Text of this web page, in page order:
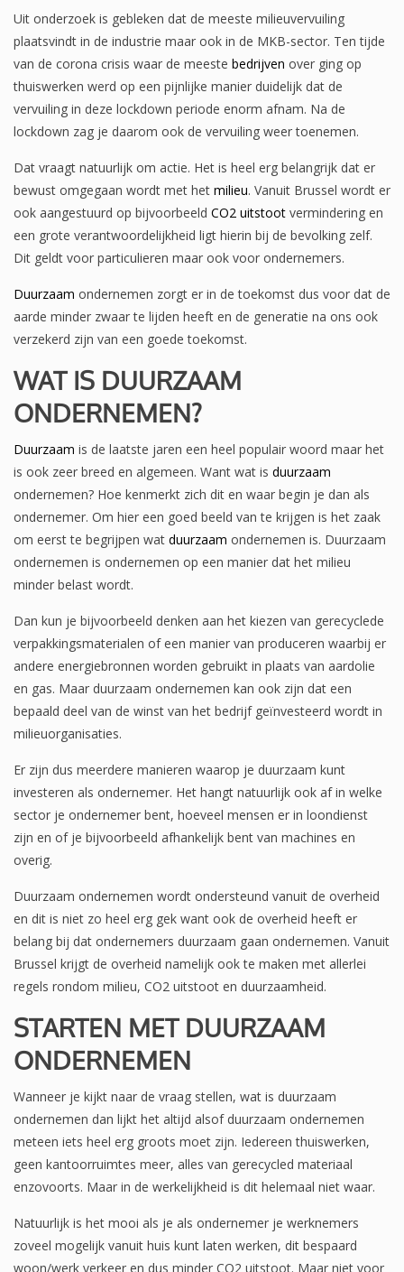
Uit onderzoek is gebleken dat de meeste milieuvervuiling
plaatsvindt in de industrie maar ook in de MKB-sector. Ten tijde
van de corona crisis waar de meeste bedrijven over ging op
thuiswerken werd op een pijnlijke manier duidelijk dat de
vervuiling in deze lockdown periode enorm afnam. Na de
lockdown zag je daarom ook de vervuiling weer toenemen.
Dat vraagt natuurlijk om actie. Het is heel erg belangrijk dat er
bewust omgegaan wordt met het milieu. Vanuit Brussel wordt er
ook aangestuurd op bijvoorbeeld CO2 uitstoot vermindering en
een grote verantwoordelijkheid ligt hierin bij de bevolking zelf.
Dit geldt voor particulieren maar ook voor ondernemers.
Duurzaam ondernemen zorgt er in de toekomst dus voor dat de
aarde minder zwaar te lijden heeft en de generatie na ons ook
verzekerd zijn van een goede toekomst.
WAT IS DUURZAAM
ONDERNEMEN?
Duurzaam is de laatste jaren een heel populair woord maar het
is ook zeer breed en algemeen. Want wat is duurzaam
ondernemen? Hoe kenmerkt zich dit en waar begin je dan als
ondernemer. Om hier een goed beeld van te krijgen is het zaak
om eerst te begrijpen wat duurzaam ondernemen is. Duurzaam
ondernemen is ondernemen op een manier dat het milieu
minder belast wordt.
Dan kun je bijvoorbeeld denken aan het kiezen van gerecyclede
verpakkingsmaterialen of een manier van produceren waarbij er
andere energiebronnen worden gebruikt in plaats van aardolie
en gas. Maar duurzaam ondernemen kan ook zijn dat een
bepaald deel van de winst van het bedrijf geïnvesteerd wordt in
milieuorganisaties.
Er zijn dus meerdere manieren waarop je duurzaam kunt
investeren als ondernemer. Het hangt natuurlijk ook af in welke
sector je ondernemer bent, hoeveel mensen er in loondienst
zijn en of je bijvoorbeeld afhankelijk bent van machines en
overig.
Duurzaam ondernemen wordt ondersteund vanuit de overheid
en dit is niet zo heel erg gek want ook de overheid heeft er
belang bij dat ondernemers duurzaam gaan ondernemen. Vanuit
Brussel krijgt de overheid namelijk ook te maken met allerlei
regels rondom milieu, CO2 uitstoot en duurzaamheid.
STARTEN MET DUURZAAM
ONDERNEMEN
Wanneer je kijkt naar de vraag stellen, wat is duurzaam
ondernemen dan lijkt het altijd alsof duurzaam ondernemen
meteen iets heel erg groots moet zijn. Iedereen thuiswerken,
geen kantoorruimtes meer, alles van gerecycled materiaal
enzovoorts. Maar in de werkelijkheid is dit helemaal niet waar.
Natuurlijk is het mooi als je als ondernemer je werknemers
zoveel mogelijk vanuit huis kunt laten werken, dit bespaard
woon/werk verkeer en dus minder CO2 uitstoot. Maar niet voor